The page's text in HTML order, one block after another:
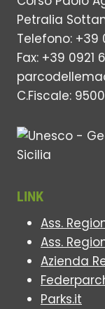
Petralia
Telefono: +39
Fax: +39 0921
C.Fiscale:
LINK
Ass.
Ass.
Azienda
Parks.it